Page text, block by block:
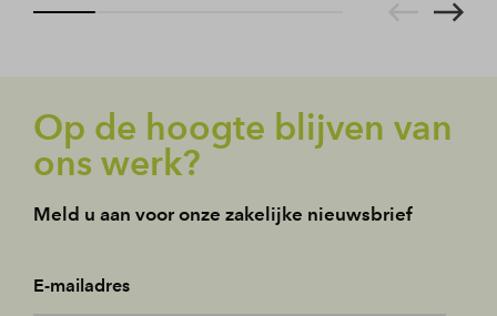
Op de hoogte blijven van
ons werk?
Meld u aan voor onze zakelijke nieuwsbrief
E-mailadres